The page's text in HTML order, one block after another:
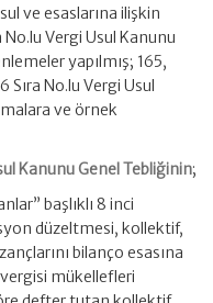
ve esaslarına ilişkin
Vergi Usul Kanunu
yapılmış; 165,
Sıra No.lu Vergi Usul
ve örnek
Kanunu Genel Tebliğinin;
başlıklı 8 inci
düzeltmesi, kollektif,
bilanço esasına
mükellefleri